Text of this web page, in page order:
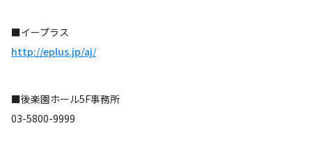
■イープラス
http://eplus.jp/aj/
■後楽園ホール5F事務所
03-5800-9999